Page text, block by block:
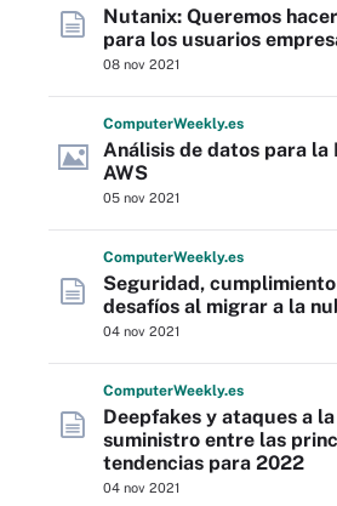
Nutanix: Queremos
para los usuarios
08 nov 2021
ComputerWeekly.es
Análisis de datos para la
AWS
05 nov 2021
ComputerWeekly.es
Seguridad,
desafíos al migrar a la
04 nov 2021
ComputerWeekly.es
Deepfakes y ataques a
suministro entre las
tendencias para 2022
04 nov 2021